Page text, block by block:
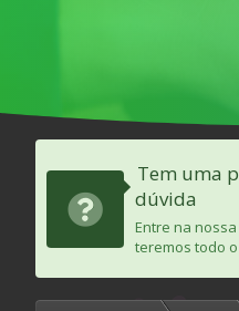
Tem uma
dúvida
Entre na
teremos todo